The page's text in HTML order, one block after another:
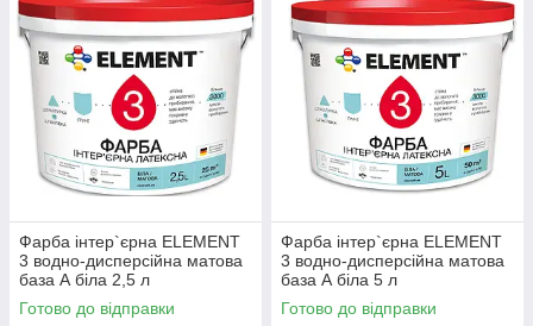
Фарба інтер`єрна ELEMENT
3 водно-дисперсійна матова
база А біла 2,5 л
Готово до відправки
Фарба інтер`єрна ELEMENT
3 водно-дисперсійна матова
база А біла 5 л
Готово до відправки